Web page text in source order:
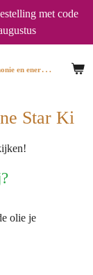
F
eng Shui specialist voor meer rust, harmonie en energie in huis.
met code
Star Ki
olie je